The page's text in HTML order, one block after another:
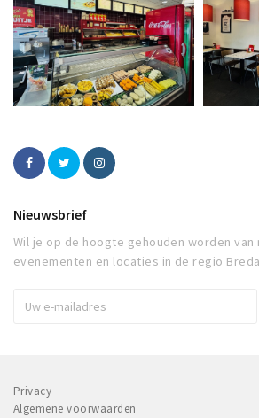
Nieuwsbrief
Wil je op de hoogte gehouden worden van
evenementen en locaties in de regio
Privacy
Algemene voorwaarden